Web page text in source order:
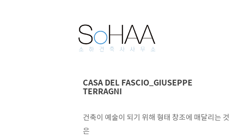
CASA DEL FASCIO_GIUSEPPE
TERRAGNI
건축이 예술이 되기 위해 형태 창조에 매달리는 것
은